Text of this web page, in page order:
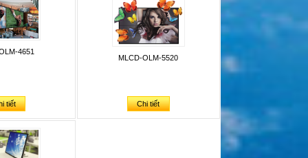
4651
tiết
MLCD-OLM-5520
Chi tiết